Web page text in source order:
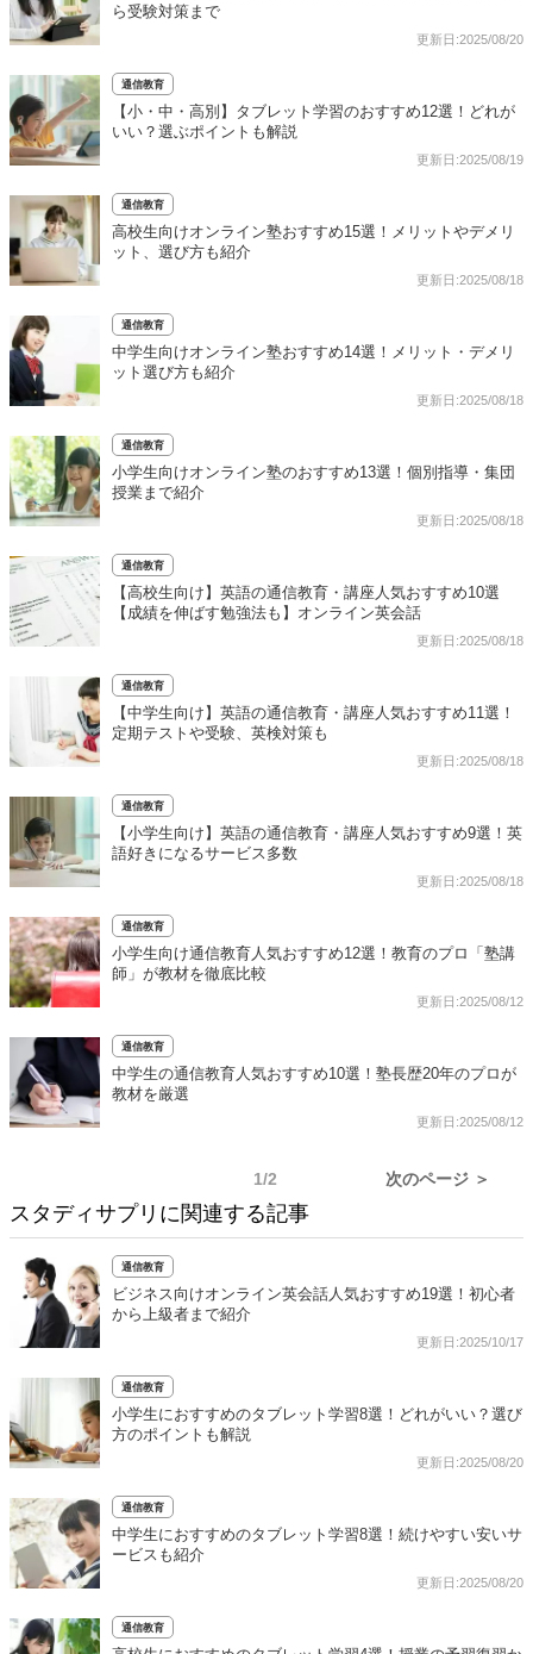
ら受験対策まで
更新日:2025/08/20
通信教育
【小・中・高別】タブレット学習のおすすめ12選！どれが
いい？選ぶポイントも解説
更新日:2025/08/19
通信教育
高校生向けオンライン塾おすすめ15選！メリットやデメリ
ット、選び方も紹介
更新日:2025/08/18
通信教育
中学生向けオンライン塾おすすめ14選！メリット・デメリ
ット選び方も紹介
更新日:2025/08/18
通信教育
小学生向けオンライン塾のおすすめ13選！個別指導・集団
授業まで紹介
更新日:2025/08/18
通信教育
【高校生向け】英語の通信教育・講座人気おすすめ10選
【成績を伸ばす勉強法も】オンライン英会話
更新日:2025/08/18
通信教育
【中学生向け】英語の通信教育・講座人気おすすめ11選！
定期テストや受験、英検対策も
更新日:2025/08/18
通信教育
【小学生向け】英語の通信教育・講座人気おすすめ9選！英
語好きになるサービス多数
更新日:2025/08/18
通信教育
小学生向け通信教育人気おすすめ12選！教育のプロ「塾講
師」が教材を徹底比較
更新日:2025/08/12
通信教育
中学生の通信教育人気おすすめ10選！塾長歴20年のプロが
教材を厳選
更新日:2025/08/12
1/2 次のページ ＞
スタディサプリに関連する記事
通信教育
ビジネス向けオンライン英会話人気おすすめ19選！初心者
から上級者まで紹介
更新日:2025/10/17
通信教育
小学生におすすめのタブレット学習8選！どれがいい？選び
方のポイントも解説
更新日:2025/08/20
通信教育
中学生におすすめのタブレット学習8選！続けやすい安いサ
ービスも紹介
更新日:2025/08/20
通信教育